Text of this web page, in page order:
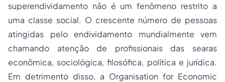
superendividamento não é um fenômeno restrito a
uma classe social. O crescente número de pessoas
atingidas pelo endividamento mundialmente vem
chamando atenção de profissionais das searas
econômica, sociológica, filosófica, política e jurídica.
Em detrimento disso, a Organisation for Economic